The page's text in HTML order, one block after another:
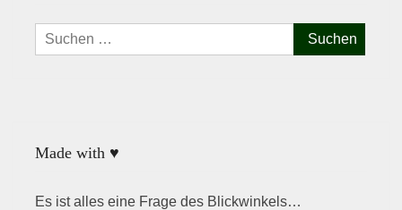
Suchen
nach:
Made with ♥
Es ist alles eine Frage des Blickwinkels…